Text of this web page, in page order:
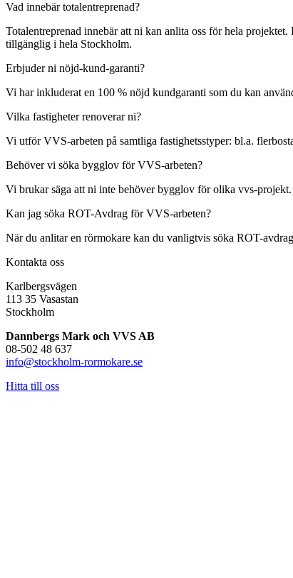
Vad innebär totalentreprenad?
Totalentreprenad innebär att ni kan anlita oss för hela
tillgänglig i hela Stockholm.
Erbjuder ni nöjd-kund-garanti?
Vi har inkluderat en 100 % nöjd kundgaranti som du kan
Vilka fastigheter renoverar ni?
Vi utför VVS-arbeten på samtliga fastighetsstyper: bl.a.
Behöver vi söka bygglov för VVS-arbeten?
Vi brukar säga att ni inte behöver bygglov för olika vvs-
Kan jag söka ROT-Avdrag för VVS-arbeten?
När du anlitar en rörmokare kan du vanligtvis söka ROT-
Kontakta oss
Karlbergsvägen
113 35 Vasastan
Stockholm
Dannbergs Mark och VVS AB
08-502 48 637
info@stockholm-rormokare.se
Hitta till oss